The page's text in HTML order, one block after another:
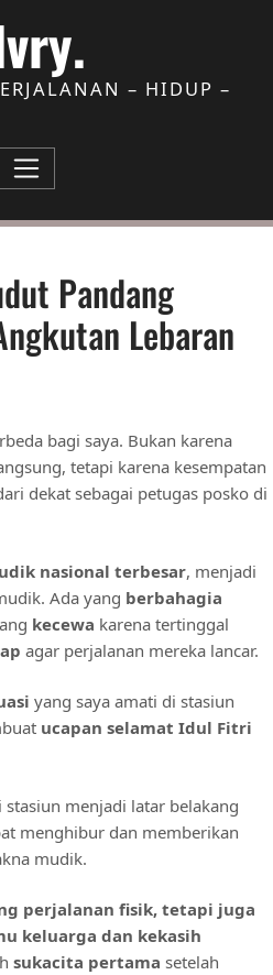
– HIDUP –
Pandang
Lebaran
bagi saya. Bukan karena
tetapi karena kesempatan
dekat sebagai petugas posko di
nasional terbesar, menjadi
Ada yang berbahagia
kecewa karena tertinggal
agar perjalanan mereka lancar.
yang saya amati di stasiun
ucapan selamat Idul Fitri
menjadi latar belakang
menghibur dan memberikan
mudik.
perjalanan fisik, tetapi juga
keluarga dan kekasih
sukacita pertama setelah